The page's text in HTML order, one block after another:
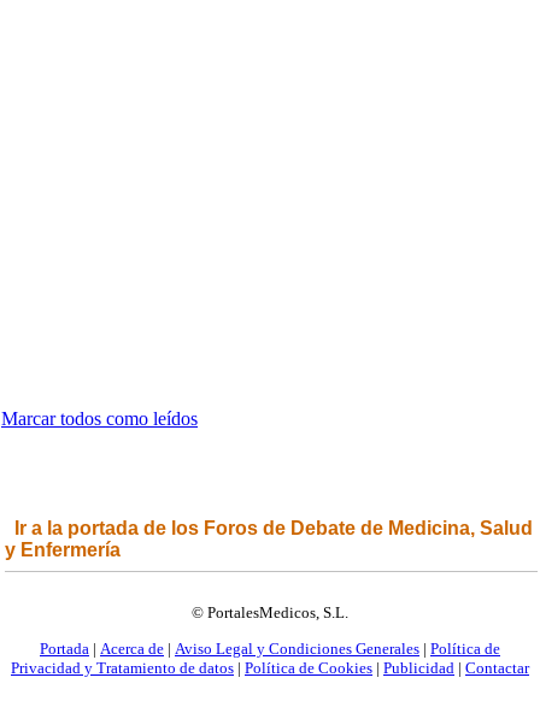
Marcar todos como leídos
Ir a la portada de los Foros de Debate de Medicina, Salud
y Enfermería
© PortalesMedicos, S.L.
Portada | Acerca de | Aviso Legal y Condiciones Generales | Política de
Privacidad y Tratamiento de datos | Política de Cookies | Publicidad | Contactar